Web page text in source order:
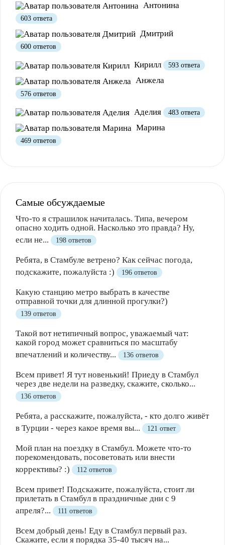
Антонина
603 ответа
Дмитрий
600 ответов
Кирилл 593 ответа
Анжела
576 ответов
Аделия 483 ответа
Марина
469 ответов
Самые обсуждаемые
Что-то я страшилок начиталась. Типа, вечером
опасно ходить одной. Насколько это правда? Ну,
если не...
198 ответов
Ребята, в Стамбуле ветрено? Как сейчас погода,
подскажите, пожалуйста :)
196 ответов
Какую станцию метро выбрать в качестве
отправной точки для длинной прогулки?)
139 ответов
Такой вот нетипичный вопрос, уважаемый чат:
какой город может сравниться по масштабу
впечатлений и количеству...
136 ответов
Всем привет! Я тут новенький! Приеду в Стамбул
через две недели на разведку, скажите, сколько...
136 ответов
Ребята, а расскажите, пожалуйста, - кто долго живёт
в Турции - через какое время вы...
121 ответ
Мой план на поездку в Стамбул. Можете что-то
порекомендовать, посоветовать или внести
коррективы? :)
112 ответов
Всем привет! Подскажите, пожалуйста, стоит ли
прилетать в Стамбул в праздничные дни с 9
апреля?...
111 ответов
Всем добрый день! Еду в Стамбул первый раз.
Скажите, если я порядка 35-40 тысяч на...